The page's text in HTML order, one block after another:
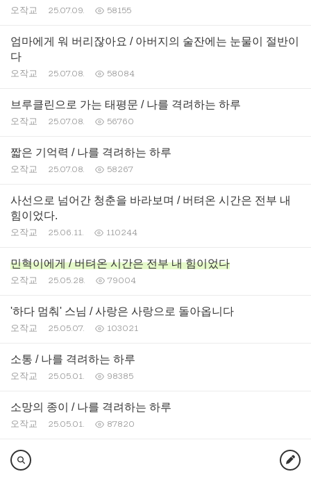
오작교 25.07.09. 58155
엄마에게 워 버리잖아요 / 아버지의 술잔에는 눈물이 절반이
다
오작교 25.07.08. 58084
브루클린으로 가는 태평문 / 나를 격려하는 하루
오작교 25.07.08. 56760
짧은 기억력 / 나를 격려하는 하루
오작교 25.07.08. 58267
사선으로 넘어간 청춘을 바라보며 / 버텨온 시간은 전부 내
힘이었다.
오작교 25.06.11. 110244
민혁이에게 / 버텨온 시간은 전부 내 힘이었다
오작교 25.05.28. 79004
'하다 멈춰' 스님 / 사랑은 사랑으로 돌아옵니다
오작교 25.05.07. 103021
소통 / 나를 격려하는 하루
오작교 25.05.01. 98385
소망의 종이 / 나를 격려하는 하루
오작교 25.05.01. 87820